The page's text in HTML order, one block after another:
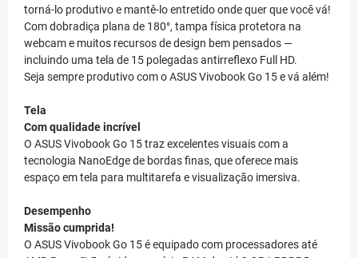
torná-lo produtivo e mantê-lo entretido onde quer que você vá!
Com dobradiça plana de 180°, tampa física protetora na
webcam e muitos recursos de design bem pensados —
incluindo uma tela de 15 polegadas antirreflexo Full HD.
Seja sempre produtivo com o ASUS Vivobook Go 15 e vá além!
Tela
Com qualidade incrível
O ASUS Vivobook Go 15 traz excelentes visuais com a
tecnologia NanoEdge de bordas finas, que oferece mais
espaço em tela para multitarefa e visualização imersiva.
Desempenho
Missão cumprida!
O ASUS Vivobook Go 15 é equipado com processadores até